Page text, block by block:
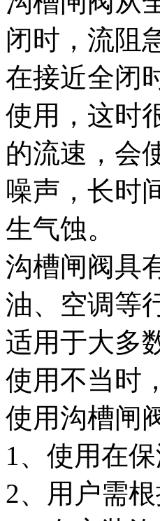
闭时，流阻
在接近全闭
使用，这时
的流速，会
噪声，长时
生气蚀。
沟槽闸阀具
油、空调等
适用于大多
使用不当时
使用沟槽闸
1、使用在
2、用户需